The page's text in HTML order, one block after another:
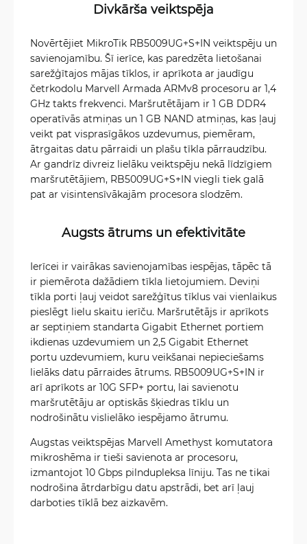
Divkārša veiktspēja
Novērtējiet MikroTik RB5009UG+S+IN veiktspēju un
savienojamību. Šī ierīce, kas paredzēta lietošanai
sarežģītajos mājas tīklos, ir aprīkota ar jaudīgu
četrkodolu Marvell Armada ARMv8 procesoru ar 1,4
GHz takts frekvenci. Maršrutētājam ir 1 GB DDR4
operatīvās atmiņas un 1 GB NAND atmiņas, kas ļauj
veikt pat visprasīgākos uzdevumus, piemēram,
ātrgaitas datu pārraidi un plašu tīkla pārraudzību.
Ar gandrīz divreiz lielāku veiktspēju nekā līdzīgiem
maršrutētājiem, RB5009UG+S+IN viegli tiek galā
pat ar visintensīvākajām procesora slodzēm.
Augsts ātrums un efektivitāte
Ierīcei ir vairākas savienojamības iespējas, tāpēc tā
ir piemērota dažādiem tīkla lietojumiem. Deviņi
tīkla porti ļauj veidot sarežģītus tīklus vai vienlaikus
pieslēgt lielu skaitu ierīču. Maršrutētājs ir aprīkots
ar septiņiem standarta Gigabit Ethernet portiem
ikdienas uzdevumiem un 2,5 Gigabit Ethernet
portu uzdevumiem, kuru veikšanai nepieciešams
lielāks datu pārraides ātrums. RB5009UG+S+IN ir
arī aprīkots ar 10G SFP+ portu, lai savienotu
maršrutētāju ar optiskās šķiedras tīklu un
nodrošinātu vislielāko iespējamo ātrumu.
Augstas veiktspējas Marvell Amethyst komutatora
mikroshēma ir tieši savienota ar procesoru,
izmantojot 10 Gbps pilndupleksa līniju. Tas ne tikai
nodrošina ātrdarbīgu datu apstrādi, bet arī ļauj
darboties tīklā bez aizkavēm.